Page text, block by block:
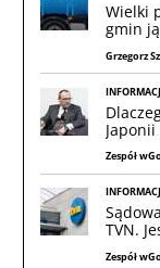
Wielki
gmin
Grzegorz
Zespół
TVN.
Zespół